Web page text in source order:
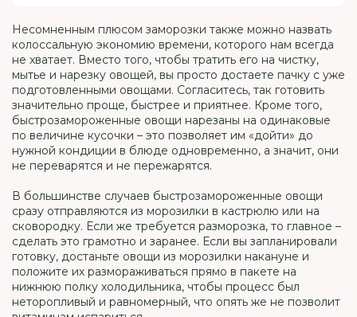
Несомненным плюсом заморозки также можно назвать
колоссальную экономию времени, которого нам всегда
не хватает. Вместо того, чтобы тратить его на чистку,
мытье и нарезку овощей, вы просто достаете пачку с уже
подготовленными овощами. Согласитесь, так готовить
значительно проще, быстрее и приятнее. Кроме того,
быстрозамороженные овощи нарезаны на одинаковые
по величине кусочки – это позволяет им «дойти» до
нужной кондиции в блюде одновременно, а значит, они
не переварятся и не пережарятся.
В большинстве случаев быстрозамороженные овощи
сразу отправляются из морозилки в кастрюлю или на
сковородку. Если же требуется разморозка, то главное –
сделать это грамотно и заранее. Если вы запланировали
готовку, достаньте овощи из морозилки накануне и
положите их размораживаться прямо в пакете на
нижнюю полку холодильника, чтобы процесс был
неторопливый и равномерный, что опять же не позволит